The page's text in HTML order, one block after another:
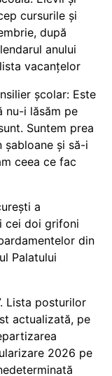
cursurile și
după
anului
vacanțelor
școlar: Este
nu-i lăsăm pe
Suntem prea
șabloane și să-i
ceea ce fac
a
cei doi grifoni
din
Palatului
Lista posturilor
actualizată, pe
2026 pe